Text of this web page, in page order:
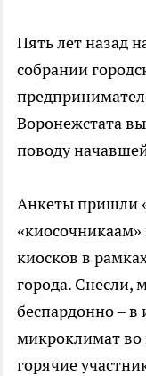
Пять лет назад
собрании
Воронежстата
поводу
Анкеты пришли
«киосочникаам»
киосков в
города. Снесли,
беспардонно – в
микроклимат во
горячие